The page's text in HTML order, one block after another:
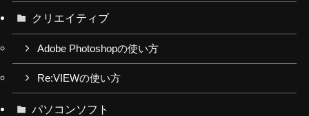
クリエイティブ
Adobe Photoshopの使い方
Re:VIEWの使い方
パソコンソフト